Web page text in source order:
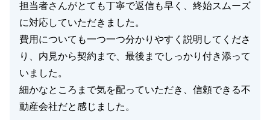
となく、お客様がより気軽に、安心して比較検討でき
る体制づくりに向け、いただいたご意見は社内で大切
に共有・検討させていただきます。
今後も不動産に関するご相談や、お知り合いの方のご
紹介などがございましたら、どうぞお気軽にお声がけ
くださいませ。
末筆ではございますが、この度のご成約、心よりお祝
担当者さんがとても丁寧で返信も早く、終始スムーズ
に対応していただきました。
費用についても一つ一つ分かりやすく説明してくださ
り、内見から契約まで、最後までしっかり付き添って
いました。
細かなところまで気を配っていただき、信頼できる不
動産会社だと感じました。